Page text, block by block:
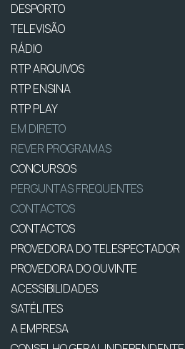
DESPORTO
TELEVISÃO
RÁDIO
RTP ARQUIVOS
RTP ENSINA
RTP PLAY
EM DIRETO
REVER PROGRAMAS
CONCURSOS
PERGUNTAS FREQUENTES
CONTACTOS
CONTACTOS
PROVEDORA DO TELESPECTADOR
PROVEDORA DO OUVINTE
ACESSIBILIDADES
SATÉLITES
A EMPRESA